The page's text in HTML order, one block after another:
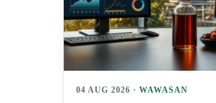
04 AUG 2026 · WAWASAN